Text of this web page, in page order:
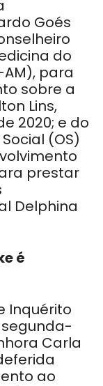
Goés
do
para
sobre a
Lins,
2020; e do
(OS)
prestar
Delphina
é
Inquérito
Carla
ao